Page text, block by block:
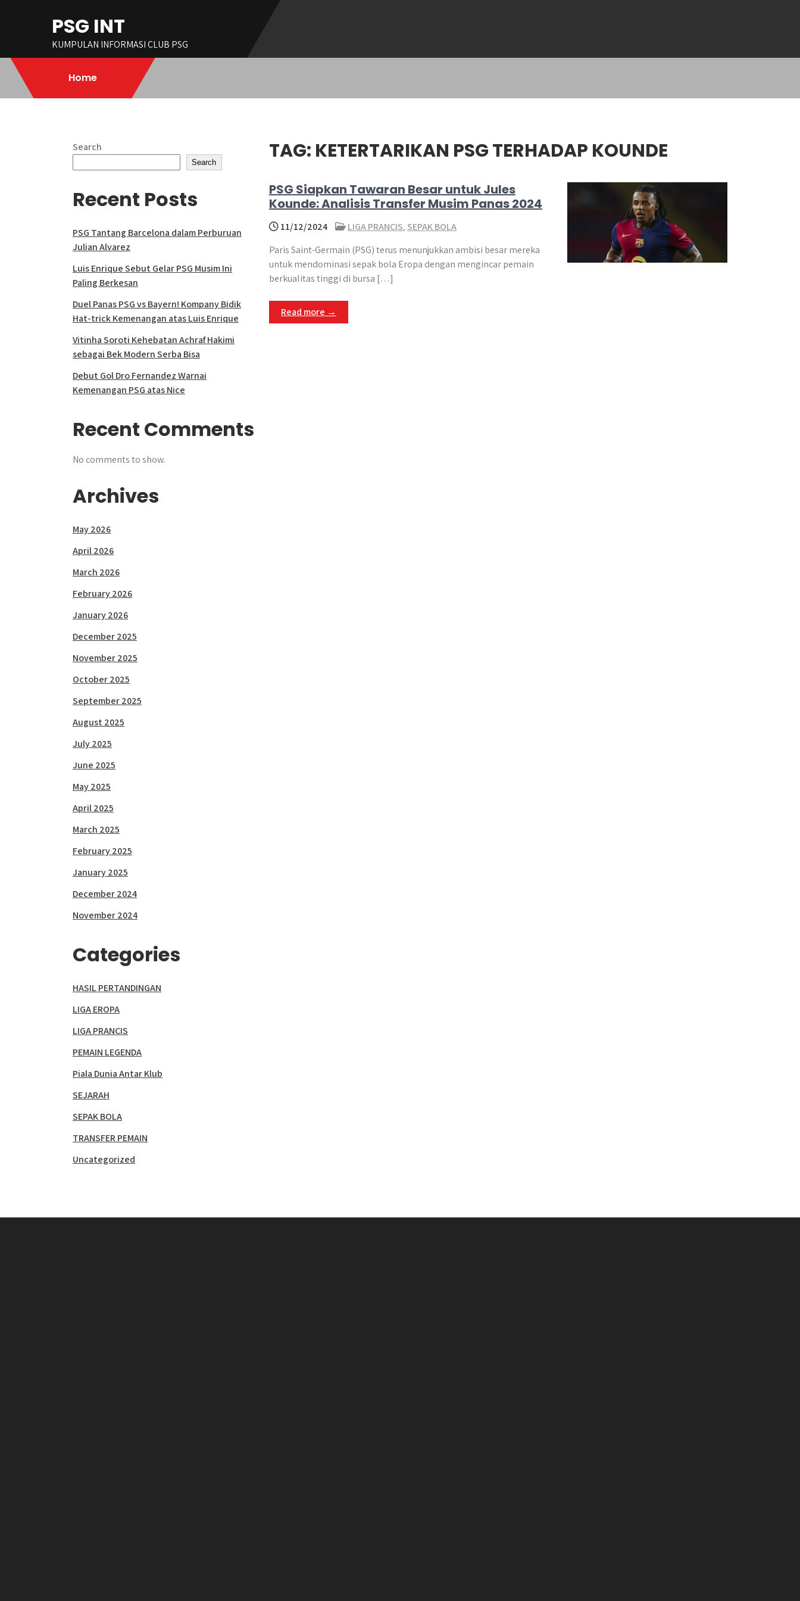
PSG INT
KUMPULAN INFORMASI CLUB PSG
Home
TAG: KETERTARIKAN PSG TERHADAP KOUNDE
PSG Siapkan Tawaran Besar untuk Jules
Kounde: Analisis Transfer Musim Panas 2024
11/12/2024 LIGA PRANCIS, SEPAK BOLA
Paris Saint-Germain (PSG) terus menunjukkan ambisi besar mereka
untuk mendominasi sepak bola Eropa dengan mengincar pemain
berkualitas tinggi di bursa […]
Read more →
Search
Search
Recent Posts
PSG Tantang Barcelona dalam Perburuan
Julian Alvarez
Luis Enrique Sebut Gelar PSG Musim Ini
Paling Berkesan
Duel Panas PSG vs Bayern! Kompany Bidik
Hat-trick Kemenangan atas Luis Enrique
Vitinha Soroti Kehebatan Achraf Hakimi
sebagai Bek Modern Serba Bisa
Debut Gol Dro Fernandez Warnai
Kemenangan PSG atas Nice
Recent Comments
No comments to show.
Archives
May 2026
April 2026
March 2026
February 2026
January 2026
December 2025
November 2025
October 2025
September 2025
August 2025
July 2025
June 2025
May 2025
April 2025
March 2025
February 2025
January 2025
December 2024
November 2024
Categories
HASIL PERTANDINGAN
LIGA EROPA
LIGA PRANCIS
PEMAIN LEGENDA
Piala Dunia Antar Klub
SEJARAH
SEPAK BOLA
TRANSFER PEMAIN
Uncategorized